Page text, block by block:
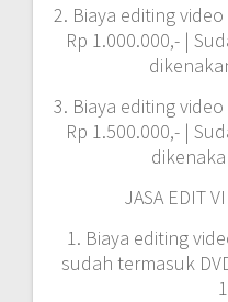
2. Biaya editing
Rp 1.000.000,- |
3. Biaya editing
Rp 1.500.000,- |
JASA EDIT
1. Biaya editing
sudah termasuk